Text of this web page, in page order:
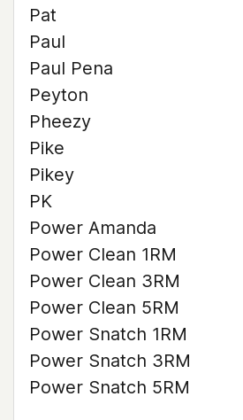
Pat
Paul
Paul Pena
Peyton
Pheezy
Pike
Pikey
PK
Power Amanda
Power Clean 1RM
Power Clean 3RM
Power Clean 5RM
Power Snatch 1RM
Power Snatch 3RM
Power Snatch 5RM